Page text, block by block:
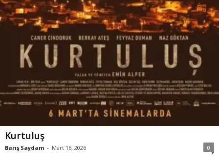
Kurtuluş
Barış Saydam - Mart 16, 2026 0